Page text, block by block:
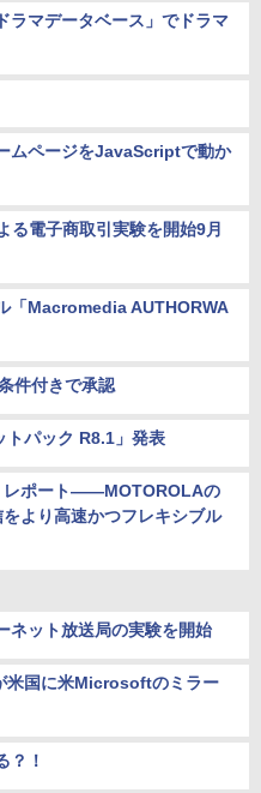
ラマデータベース」でドラマ
ムページをJavaScriptで動か
る電子商取引実験を開始9月
「Macromedia AUTHORWA
件付きで承認
パック R8.1」発表
レポート――MOTOROLAの
より高速かつフレキシブル
ネット放送局の実験を開始
米国に米Microsoftのミラー
？！